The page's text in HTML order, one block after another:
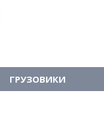
ГРУЗОВИКИ